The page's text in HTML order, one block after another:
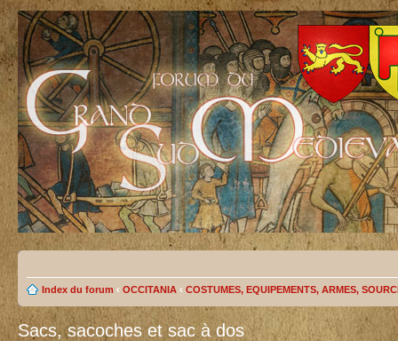
Index du forum ‹ OCCITANIA ‹ COSTUMES, EQUIPEMENTS, ARMES,
Sacs, sacoches et sac à dos